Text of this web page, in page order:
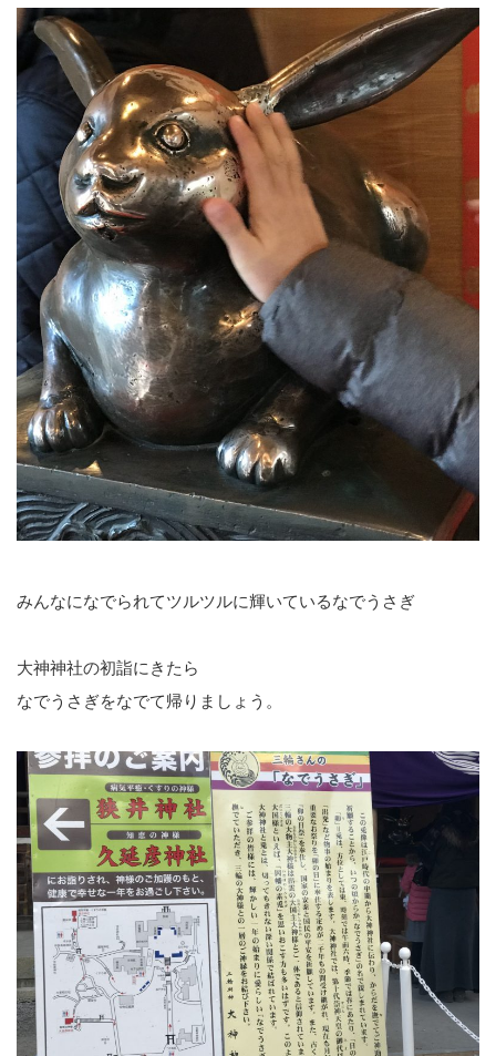
みんなになでられてツルツルに輝いているなでうさぎ
大神神社の初詣にきたら
なでうさぎをなでて帰りましょう。